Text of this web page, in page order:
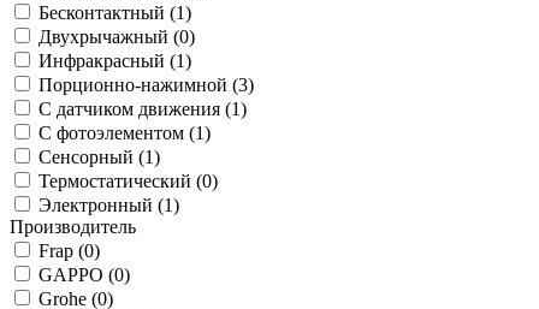
Бесконтактный (1)
Двухрычажный (0)
Инфракрасный (1)
Порционно-нажимной (3)
С датчиком движения (1)
С фотоэлементом (1)
Сенсорный (1)
Термостатический (0)
Электронный (1)
Производитель
Frap (0)
GAPPO (0)
Grohe (0)